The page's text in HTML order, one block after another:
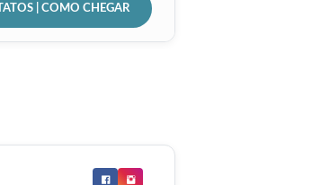
| COMO CHEGAR